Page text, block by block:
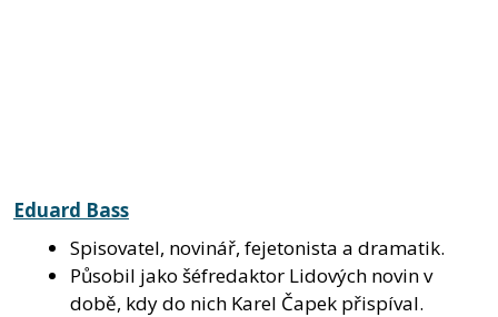
Eduard Bass
Spisovatel, novinář, fejetonista a dramatik.
Působil jako šéfredaktor Lidových novin v
době, kdy do nich Karel Čapek přispíval.